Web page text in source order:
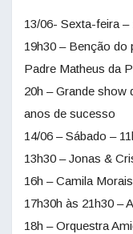
13/06- Sexta-feira –
19h30 – Benção do
Padre Matheus da
20h – Grande show
anos de sucesso
14/06 – Sábado –
13h30 – Jonas &
16h – Camila
17h30h às 21h30 –
18h – Orquestra